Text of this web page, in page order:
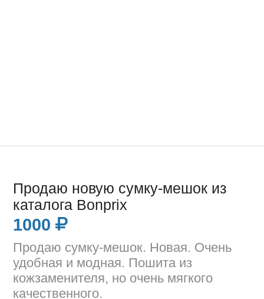
Продаю новую сумку-мешок из
каталога Bonprix
1000
Продаю сумку-мешок. Новая. Очень
удобная и модная. Пошита из
кожзаменителя, но очень мягкого
качественного.